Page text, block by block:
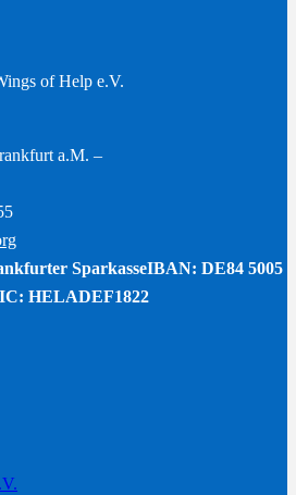
of Help e.V.
a.M. –
SparkasseIBAN: DE84 5005
HELADEF1822